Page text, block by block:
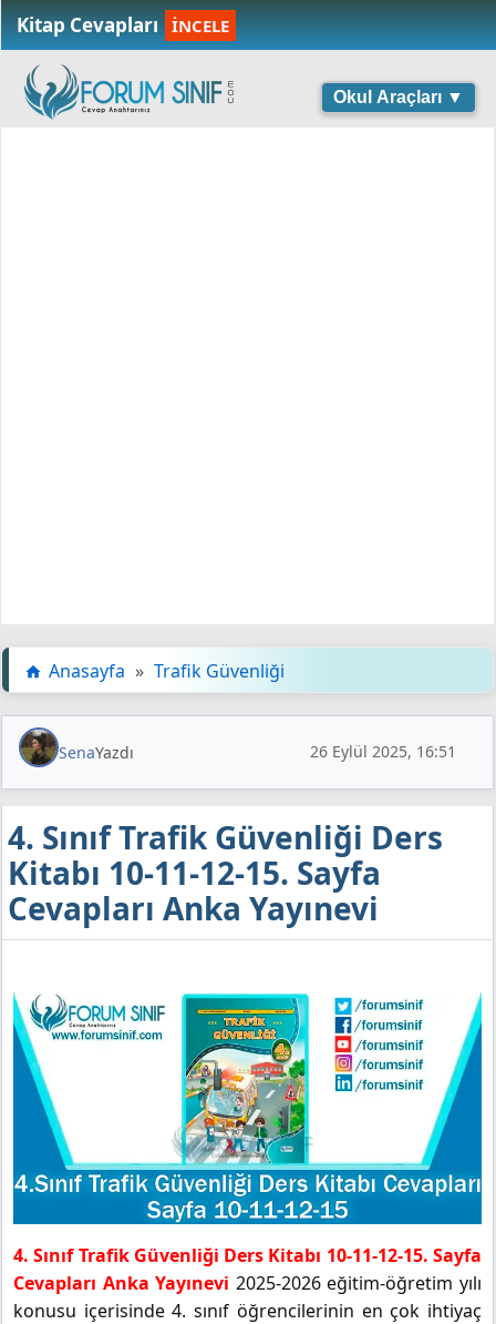
Kitap Cevapları İNCELE
Okul Araçları ▼
Anasayfa » Trafik Güvenliği
SenaYazdı 26 Eylül 2025, 16:51
4. Sınıf Trafik Güvenliği Ders
Kitabı 10-11-12-15. Sayfa
Cevapları Anka Yayınevi
4. Sınıf Trafik Güvenliği Ders Kitabı 10-11-12-15. Sayfa
Cevapları Anka Yayınevi 2025-2026 eğitim-öğretim yılı
konusu içerisinde 4. sınıf öğrencilerinin en çok ihtiyaç